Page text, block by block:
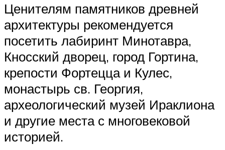
Ценителям памятников древней
архитектуры рекомендуется
посетить лабиринт Минотавра,
Кносский дворец, город Гортина,
крепости Фортецца и Кулес,
монастырь св. Георгия,
археологический музей Ираклиона
и другие места с многовековой
историей.